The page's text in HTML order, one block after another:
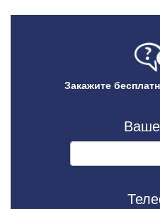
Закажите